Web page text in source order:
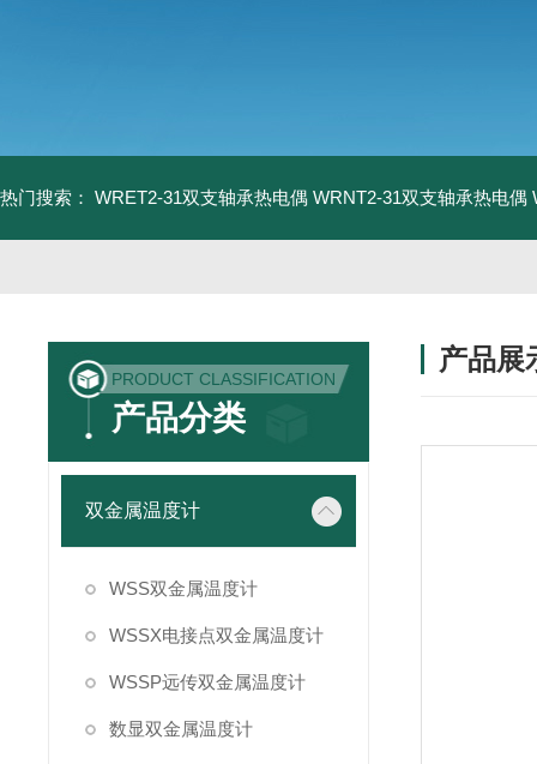
热门搜索： WRET2-31双支轴承热电偶 WRNT2-31双支轴承热电偶
PRODUCT CLASSIFICATION
产品分类
双金属温度计
WSS双金属温度计
WSSX电接点双金属温度计
WSSP远传双金属温度计
数显双金属温度计
产品展